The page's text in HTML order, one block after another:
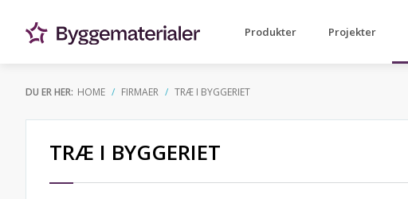
Produkter Projekter
DU ER HER: HOME FIRMAER TRÆ I BYGGERIET
TRÆ I BYGGERIET